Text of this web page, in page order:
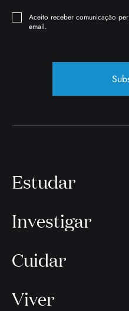
Aceito receber comunicação
email.
Estudar
Investigar
Cuidar
Viver